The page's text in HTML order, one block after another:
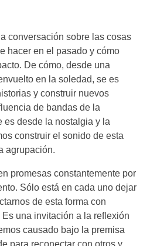
conversación sobre las cosas
hacer en el pasado y cómo
De cómo, desde una
en la soledad, se es
y construir nuevos
de bandas de la
es desde la nostalgia y la
construir el sonido de esta
agrupación.
promesas constantemente por
Sólo está en cada uno dejar
de esta forma con
una invitación a la reflexión
causado bajo la premisa